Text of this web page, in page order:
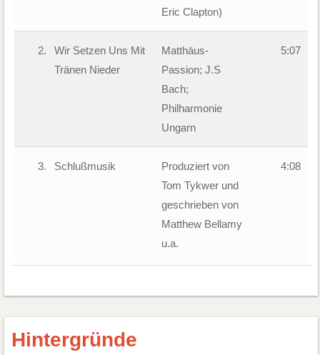
Eric Clapton)
2.
Wir Setzen Uns Mit
Tränen Nieder
Matthäus-
Passion; J.S
Bach;
Philharmonie
Ungarn
5:07
3. Schlußmusik
Produziert von
Tom Tykwer und
geschrieben von
Matthew Bellamy
u.a.
4:08
Hintergründe